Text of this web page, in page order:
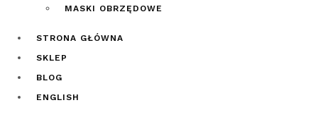
MASKI OBRZĘDOWE
STRONA GŁÓWNA
SKLEP
BLOG
ENGLISH